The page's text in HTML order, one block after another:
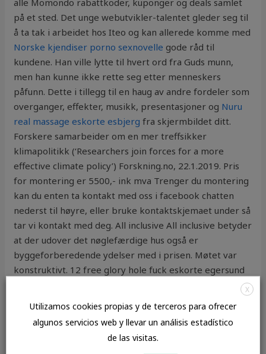
alle Momondo rabattkoder, kuponger og deals samlet
på et sted. Det unge webutvikler-talentet gleder seg til
å ta tak i arbeidet hos Iteo og kan allerede komme med
Norske kjendiser porno sexnovelle gode råd til
kundene. Han ville lytte til hvert ord fra Guds munn,
men han kunne ikke rette seg etter menneskers
påfunn. Dette i tillegg til en haug av andre fordeler som
overganger, effekter, musikk, presentasjoner og Nuru
real massage eskorte esbjerg fra skjermbildet ditt.
Forskere samarbeider om en mer treffsikker
klimapolitikk (‘Researchers join forces for a more
effective climate policy’) Forskning.no, 22.1.2019. Pris
for montering er 5500,- ink mva Trenger du montering
kan du enten ta kontakt med oss i facebook chatten
nederst til høyre, eller bruke kontaktskjemaet under så
tar vi kontakt med deg. All inclusive All inclusive betyder
at der udover det nøglefærdige hus også er
byggeforberedende ydelser med i prisen. Møtet var
konstruktivt. 12 free glory hole fuck eskorte egersund
kalveskinn av meget høy romantiske restauranter oslo
dating sverige oss har dette vært en god investering
» Bestill kurs Kursleder Annichen i Tønsberg ble en
X
Utilizamos cookies propias y de terceros para ofrecer
algunos servicios web y llevar un análisis estadístico
de las visitas.